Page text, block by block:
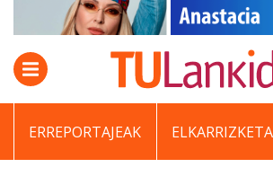
ERREPORTAJEAK